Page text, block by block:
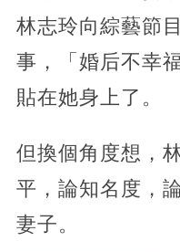
林志玲向綜藝節
事，「婚后不幸
貼在她身上了。
但換個角度想，
平，論知名度，
妻子。